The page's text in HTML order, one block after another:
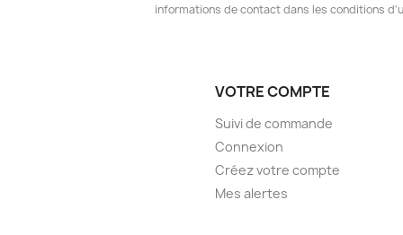
informations de contact dans les conditions
VOTRE COMPTE
Suivi de commande
Connexion
Créez votre compte
Mes alertes